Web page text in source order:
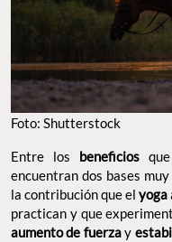
Foto: Shutterstock
Entre los beneficios
encuentran dos bases
la contribución que el yoga
practican y que
aumento de fuerzay